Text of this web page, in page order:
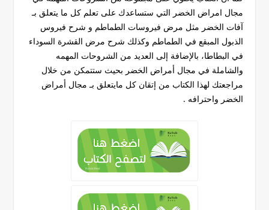
مجال امراض الخضر التي ستساعدك على تعلم كل ما يتعلق بـ
آفات الخضر مثل مرض فيروسات الطماطم و شرح فيروس
الذبول المبقع في الطماطم وكذلك شرح مرض القشرة السوداء
في البطاطا، بالإضافة إلى العديد من الشروحات المهمه
والشاملة في مجال أمراض الخضر بحيث ستتمكن من خلال
مراجعتك لهذا الكتاب من إتقان كل مايتعلق بـ مجال أمراض
الخضر واحترافه .